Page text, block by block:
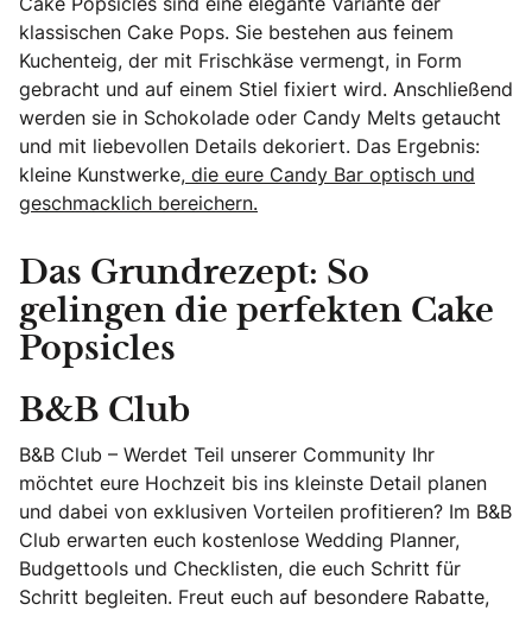
klassischen Cake Pops. Sie bestehen aus feinem
Kuchenteig, der mit Frischkäse vermengt, in Form
gebracht und auf einem Stiel fixiert wird. Anschließend
werden sie in Schokolade oder Candy Melts getaucht
und mit liebevollen Details dekoriert. Das Ergebnis:
kleine Kunstwerke, die eure Candy Bar optisch und
geschmacklich bereichern.
Das Grundrezept: So
gelingen die perfekten Cake
Popsicles
B&B Club
B&B Club – Werdet Teil unserer Community Ihr
möchtet eure Hochzeit bis ins kleinste Detail planen
und dabei von exklusiven Vorteilen profitieren? Im B&B
Club erwarten euch kostenlose Wedding Planner,
Budgettools und Checklisten, die euch Schritt für
Schritt begleiten. Freut euch auf besondere Rabatte,